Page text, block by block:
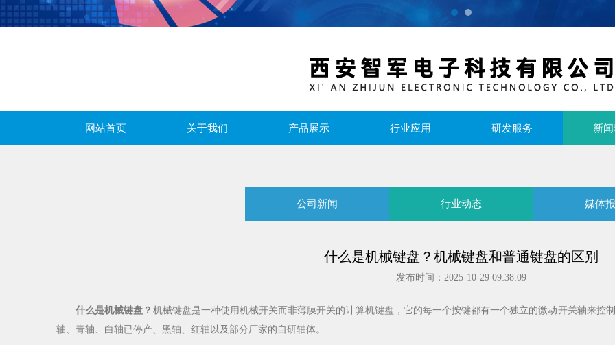
网站首页 关于我们 产品展示 行业应用 研发服务 新
公司新闻 行业动态 媒体
什么是机械键盘？机械键盘和普通键盘的区别
发布时间：2025-10-29 09:38:09
什么是机械键盘？ 机械键盘是一种使用机械开关而非薄膜开关的计算机键盘，它的每一个按键都有一个独立的微动开关轴来控
轴、青轴、白轴已停产、黑轴、红轴以及部分厂家的自研轴体。